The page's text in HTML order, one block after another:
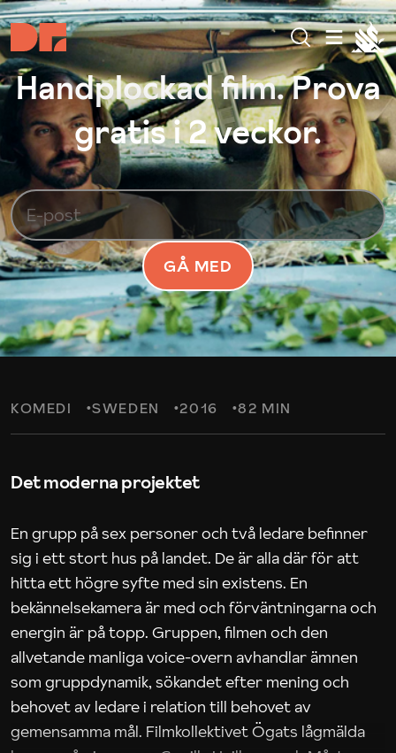
Handplockad film. Prova
gratis i 2 veckor.
GÅ MED
KOMEDI SWEDEN 2016 82 MIN
Det moderna projektet
En grupp på sex personer och två ledare befinner
sig i ett stort hus på landet. De är alla där för att
hitta ett högre syfte med sin existens. En
bekännelsekamera är med och förväntningarna och
energin är på topp. Gruppen, filmen och den
allvetande manliga voice-overn avhandlar ämnen
som gruppdynamik, sökandet efter mening och
behovet av ledare i relation till behovet av
gemensamma mål. Filmkollektivet Ögats lågmälda